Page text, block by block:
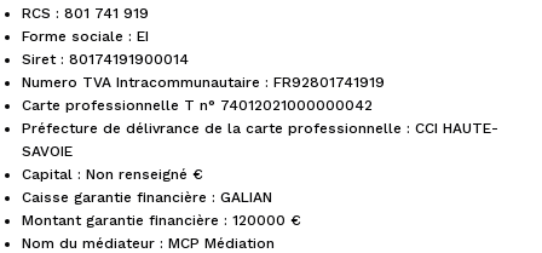
RCS : 801 741 919
Forme sociale : EI
Siret : 80174191900014
Numero TVA Intracommunautaire : FR92801741919
Carte professionnelle T n° 74012021000000042
Préfecture de délivrance de la carte professionnelle : CCI HAUTE-
SAVOIE
Capital : Non renseigné €
Caisse garantie financière : GALIAN
Montant garantie financière : 120000 €
Nom du médiateur : MCP Médiation